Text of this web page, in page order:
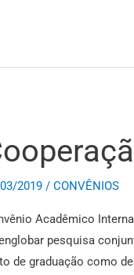
2019/CONVÊNIOS
Acadêmico
pesquisa
de graduação como